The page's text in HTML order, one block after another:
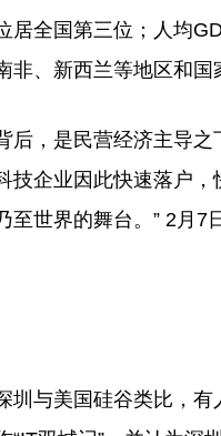
居全国第三位；人均
、新西兰等地区和国
，是民营经济主导之
技企业因此快速落户
至世界的舞台。” 2月
与美国硅谷类比，有